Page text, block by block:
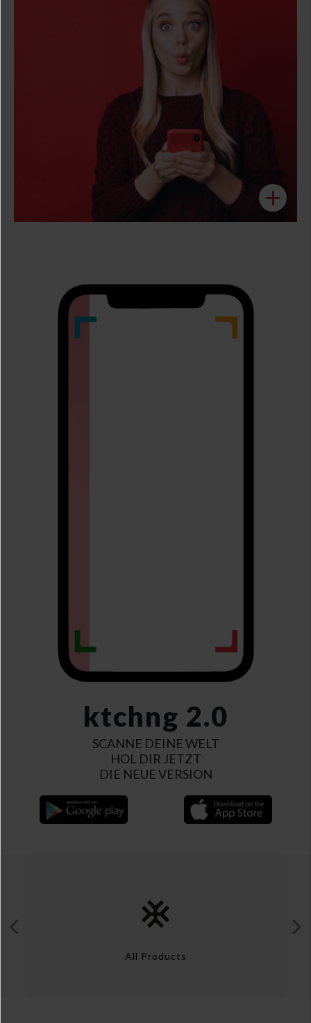
+
BUDGET
Weniger zahlen, mehr kaufen!
Wollen wir nicht alle einen Best Buddy der immer
up to date ist mit den besten Deals?
ktchng ist die one-click Version dafür.
ktchng 2.0
SCANNE DEINE WELT
HOL DIR JETZT
DIE NEUE VERSION
All Products